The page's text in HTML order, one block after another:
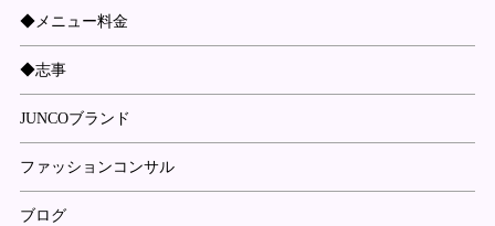
◆メニュー料金
◆志事
JUNCOブランド
ファッションコンサル
ブログ